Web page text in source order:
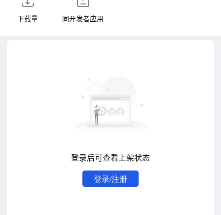
下载量 同开发者应用
登录后可查看上架状态
登录/注册